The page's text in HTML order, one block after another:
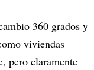
360 grados y
viviendas
pero claramente